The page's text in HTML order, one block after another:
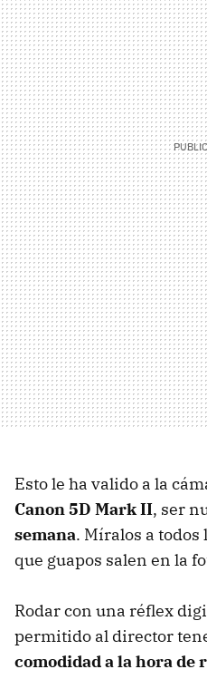
Esto le ha valido a la
Canon 5D Mark II, ser
semana. Míralos a todos
que guapos salen en la
Rodar con una réflex
permitido al director
comodidad a la hora de